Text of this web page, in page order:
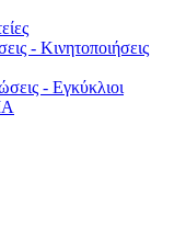
- Κινητοποιήσεις
- Εγκύκλιοι